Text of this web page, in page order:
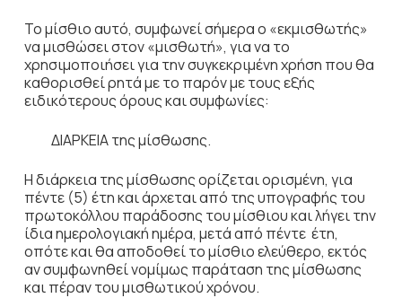
Το μίσθιο αυτό, συμφωνεί σήμερα ο «εκμισθωτής»
να μισθώσει στον «μισθωτή», για να το
χρησιμοποιήσει για την συγκεκριμένη χρήση που θα
καθορισθεί ρητά με το παρόν με τους εξής
ειδικότερους όρους και συμφωνίες:
ΔΙΑΡΚΕΙΑ της μίσθωσης.
Η διάρκεια της μίσθωσης ορίζεται ορισμένη, για
πέντε (5) έτη και άρχεται από της υπογραφής του
πρωτοκόλλου παράδοσης του μίσθιου και λήγει την
ίδια ημερολογιακή ημέρα, μετά από πέντε έτη,
οπότε και θα αποδοθεί το μίσθιο ελεύθερο, εκτός
αν συμφωνηθεί νομίμως παράταση της μίσθωσης
και πέραν του μισθωτικού χρόνου.